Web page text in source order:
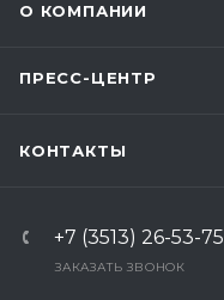
О КОМПАНИИ
ПРЕСС-ЦЕНТР
КОНТАКТЫ
+7 (3513) 26-53-75
ЗАКАЗАТЬ ЗВОНОК